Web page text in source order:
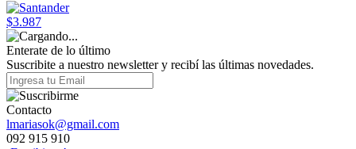
$3.987
Enterate de lo último
Suscribite a nuestro newsletter y recibí las últimas novedades.
Contacto
lmariasok@gmail.com
092 915 910